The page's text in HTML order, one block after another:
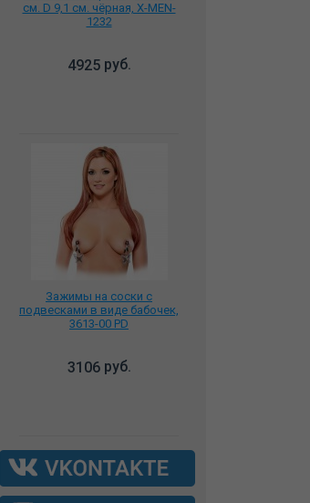
см. D 9,1 см. чёрная, X-MEN-
1232
4925руб.
Зажимы на соски с
подвесками в виде бабочек,
3613-00 PD
3106руб.